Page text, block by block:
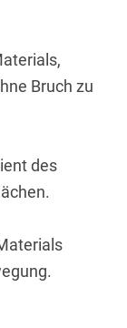
Bruch zu
des